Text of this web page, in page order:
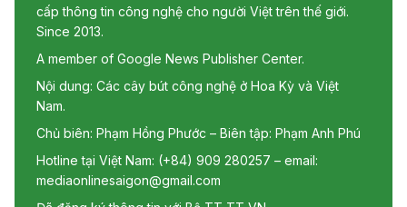
cấp thông tin công nghệ cho người Việt trên thế giới.
Since 2013.
A member of Google News Publisher Center.
Nội dung: Các cây bút công nghệ ở Hoa Kỳ và Việt
Nam.
Chủ biên: Phạm Hồng Phước – Biên tập: Phạm Anh Phú
Hotline tại Việt Nam: (+84) 909 280257 – email:
mediaonlinesaigon@gmail.com